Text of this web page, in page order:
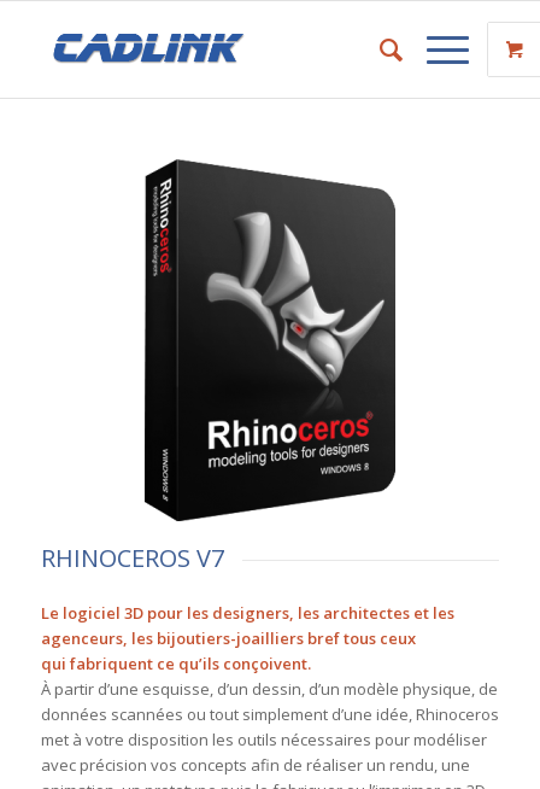
RHINOCEROS V7
Le logiciel 3D pour les designers, les architectes et les
agenceurs, les bijoutiers-joailliers bref tous ceux
qui fabriquent ce qu’ils conçoivent.
À partir d’une esquisse, d’un dessin, d’un modèle physique, de
données scannées ou tout simplement d’une idée, Rhinoceros
met à votre disposition les outils nécessaires pour modéliser
avec précision vos concepts afin de réaliser un rendu, une